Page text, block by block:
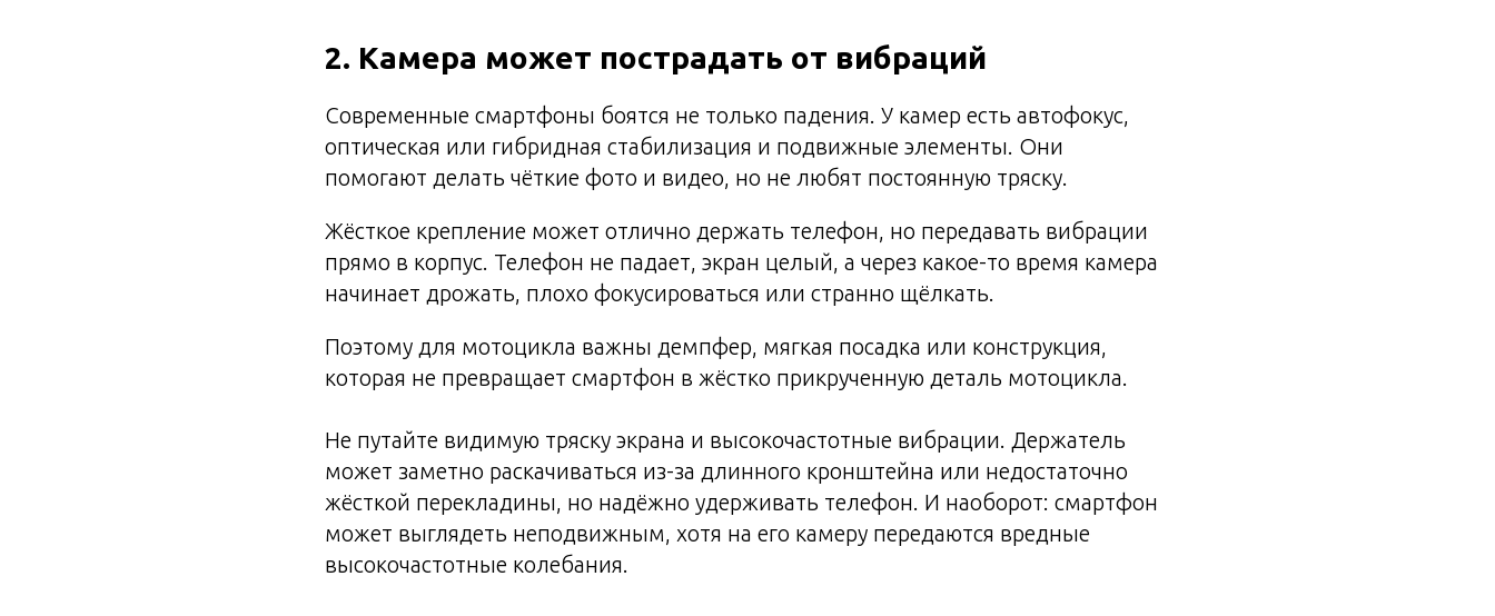
2. Камера может пострадать от вибраций
Современные смартфоны боятся не только падения. У камер есть автофокус,
оптическая или гибридная стабилизация и подвижные элементы. Они
помогают делать чёткие фото и видео, но не любят постоянную тряску.
Жёсткое крепление может отлично держать телефон, но передавать вибрации
прямо в корпус. Телефон не падает, экран целый, а через какое-то время камера
начинает дрожать, плохо фокусироваться или странно щёлкать.
Поэтому для мотоцикла важны демпфер, мягкая посадка или конструкция,
которая не превращает смартфон в жёстко прикрученную деталь мотоцикла.
Не путайте видимую тряску экрана и высокочастотные вибрации. Держатель
может заметно раскачиваться из-за длинного кронштейна или недостаточно
жёсткой перекладины, но надёжно удерживать телефон. И наоборот: смартфон
может выглядеть неподвижным, хотя на его камеру передаются вредные
высокочастотные колебания.